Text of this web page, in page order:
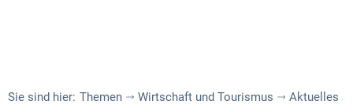
Sie sind hier: Themen Wirtschaft und Tourismus
Aktuelles